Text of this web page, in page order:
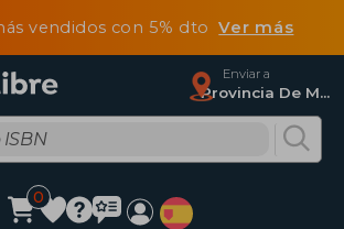
vendidos con 5% dtoVer más
Enviar a
Provincia De Madrid
0